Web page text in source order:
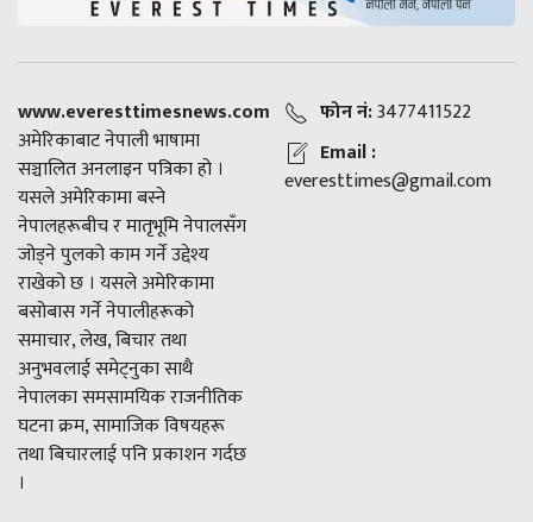
www.everesttimesnews.com
अमेरिकाबाट नेपाली भाषामा
सञ्चालित अनलाइन पत्रिका हो ।
यसले अमेरिकामा बस्ने
नेपालहरूबीच र मातृभूमि नेपालसँग
जोड्ने पुलको काम गर्ने उद्देश्य
राखेको छ । यसले अमेरिकामा
बसोबास गर्ने नेपालीहरूको
समाचार, लेख, बिचार तथा
अनुभवलाई समेट्नुका साथै
नेपालका समसामयिक राजनीतिक
घटना क्रम, सामाजिक विषयहरू
तथा बिचारलाई पनि प्रकाशन गर्दछ
।
फोन नं:3477411522
Email :
everesttimes@gmail.com